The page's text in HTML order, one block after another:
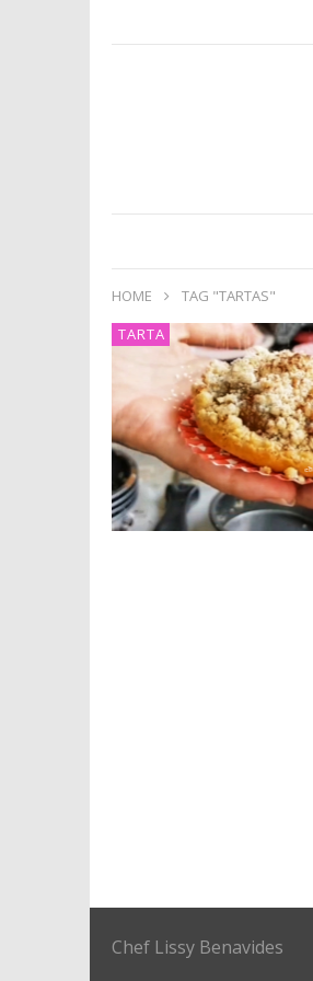
HOME
TAG "TARTAS"
TARTA
Chef Lissy Benavides